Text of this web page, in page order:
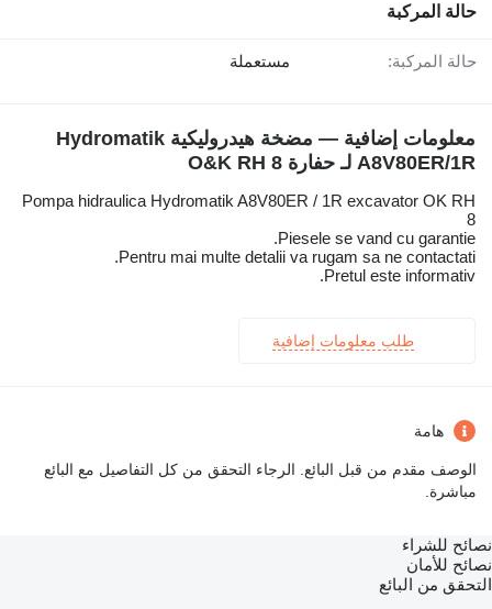
حالة المركبة
حالة المركبة: مستعملة
معلومات إضافية — مضخة هيدروليكية Hydromatik
A8V80ER/1R لـ حفارة O&K RH 8
Pompa hidraulica Hydromatik A8V80ER / 1R excavator OK RH
8
Piesele se vand cu garantie.
Pentru mai multe detalii va rugam sa ne contactati.
Pretul este informativ.
طلب معلومات إضافية
هامة
الوصف مقدم من قبل البائع. الرجاء التحقق من كل التفاصيل مع البائع
مباشرة.
نصائح للشراء
نصائح للأمان
التحقق من البائع